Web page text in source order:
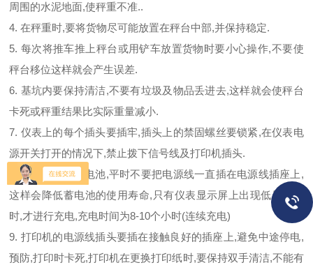
周围的水泥地面,使秤重不准..
4. 在秤重时,要将货物尽可能放置在秤台中部,并保持稳定.
5. 每次将推车推上秤台或用铲车放置货物时要小心操作,不要使
秤台移位这样就会产生误差.
6. 基坑内要保持清洁,不要有垃圾及物品丢进去,这样就会使秤台
卡死或秤重结果比实际重量减小.
7. 仪表上的每个插头要插牢,插头上的禁固螺丝要锁紧,在仪表电
源开关打开的情况下,禁止拨下信号线及打印机插头.
8. 仪表内装有蓄电池,平时不要把电源线一直插在电源线插座上,
这样会降低蓄电池的使用寿命,只有仪表显示屏上出现低压提示
时,才进行充电,充电时间为8-10个小时(连续充电)
9. 打印机的电源线插头要插在接触良好的插座上,避免中途停电,
预防,打印时卡死,打印机在更换打印纸时,要保持双手清洁,不能有